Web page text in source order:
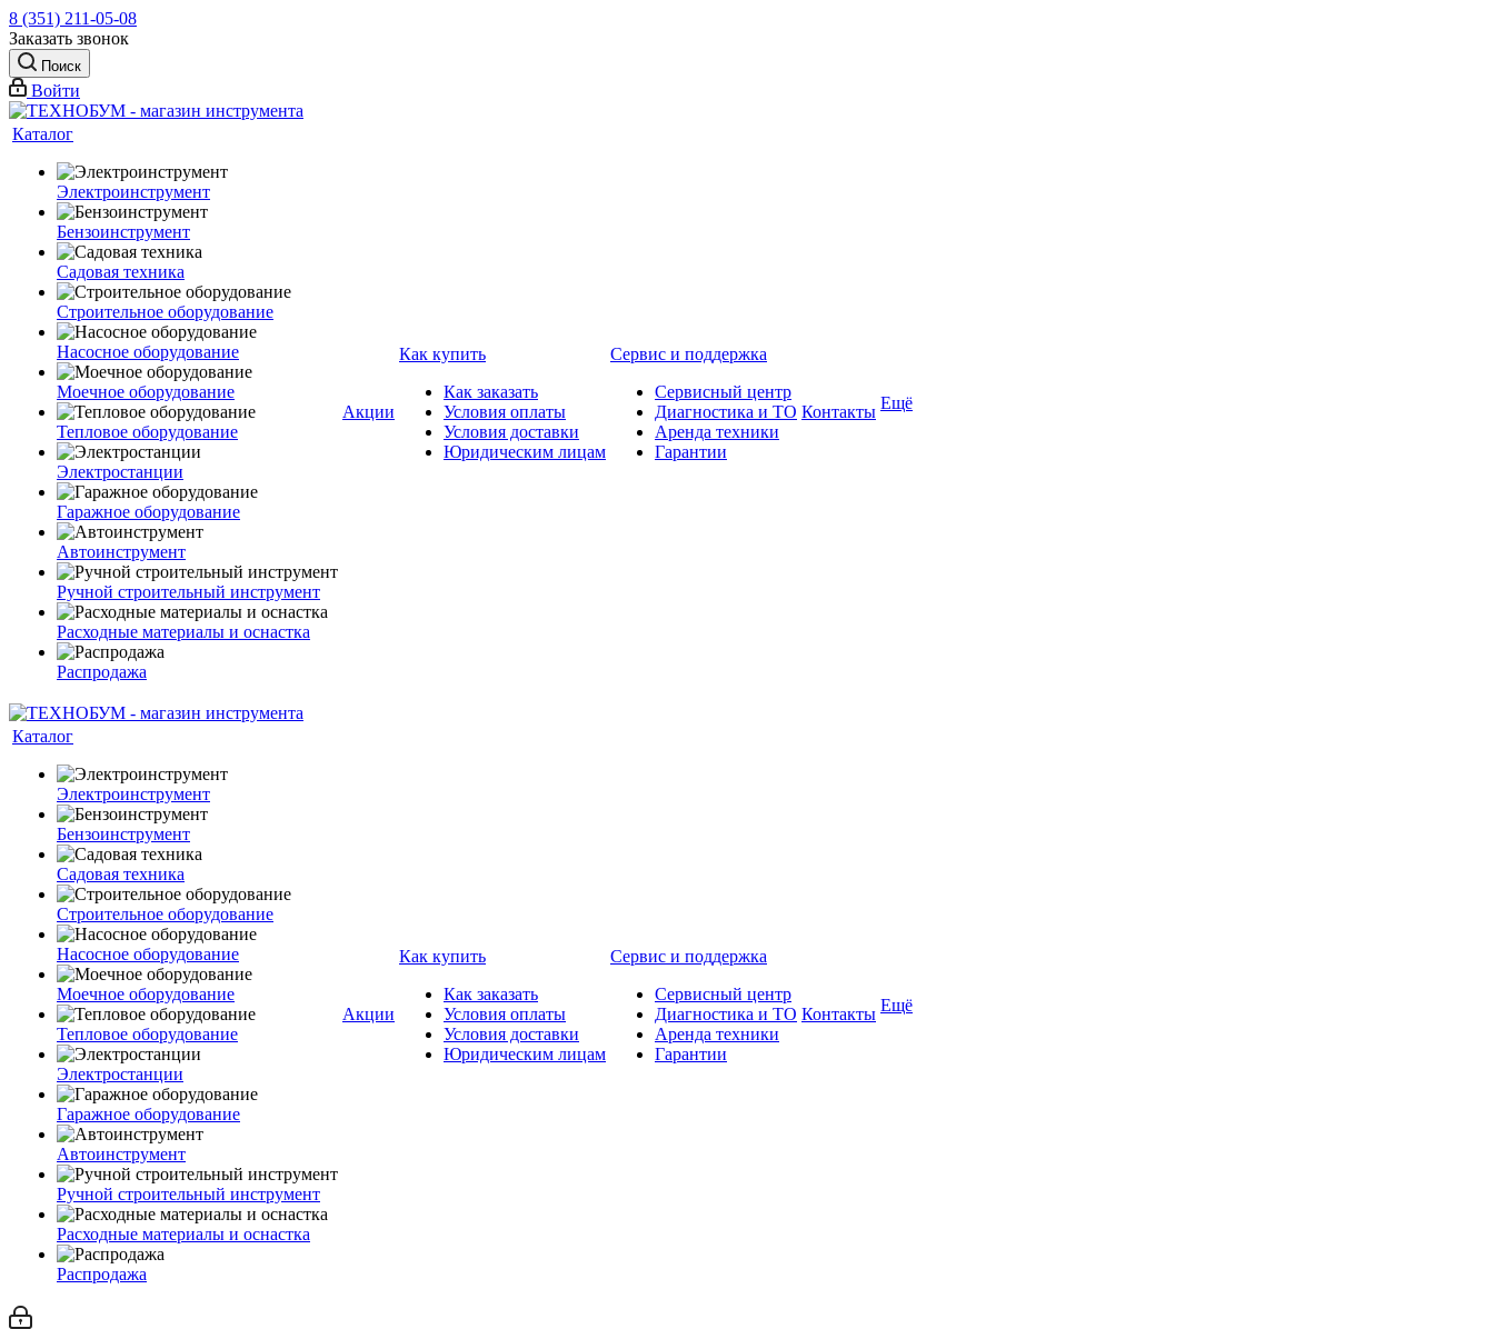
8 (351) 211-05-08
Заказать звонок
Поиск
Войти
Каталог
Электроинструмент
Бензоинструмент
Садовая техника
Строительное оборудование
Насосное оборудование
Моечное оборудование
Тепловое оборудование
Электростанции
Гаражное оборудование
Автоинструмент
Ручной строительный инструмент
Расходные материалы и оснастка
Распродажа
Акции
Как купить
Как заказать
Условия оплаты
Условия доставки
Юридическим лицам
Сервис и поддержка
Сервисный центр
Диагностика и ТО
Аренда техники
Гарантии
Контакты Ещё
Каталог
Электроинструмент
Бензоинструмент
Садовая техника
Строительное оборудование
Насосное оборудование
Моечное оборудование
Тепловое оборудование
Электростанции
Гаражное оборудование
Автоинструмент
Ручной строительный инструмент
Расходные материалы и оснастка
Распродажа
Акции
Как купить
Как заказать
Условия оплаты
Условия доставки
Юридическим лицам
Сервис и поддержка
Сервисный центр
Диагностика и ТО
Аренда техники
Гарантии
Контакты Ещё